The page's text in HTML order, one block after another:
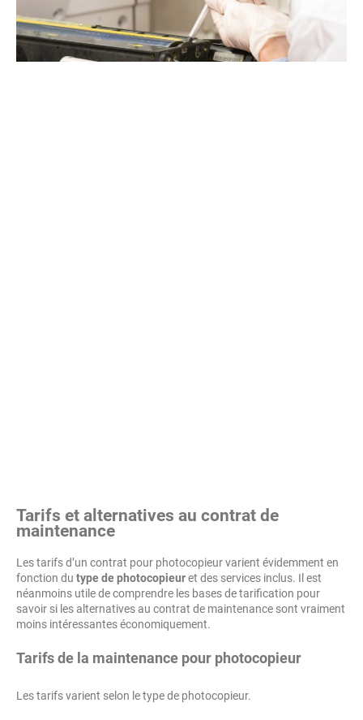
Tarifs et alternatives au contrat de
maintenance
Les tarifs d’un contrat pour photocopieur varient évidemment en
fonction du type de photocopieuret des services inclus. Il est
néanmoins utile de comprendre les bases de tarification pour
savoir si les alternatives au contrat de maintenance sont vraiment
moins intéressantes économiquement.
Tarifs de la maintenance pour photocopieur
Les tarifs varient selon le type de photocopieur.